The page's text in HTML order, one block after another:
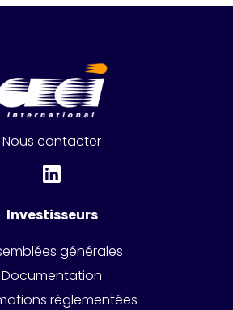
Nous contacter
Investisseurs
générales
Documentation
réglementées